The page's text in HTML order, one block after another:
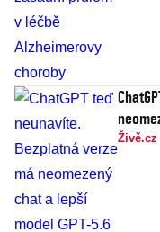
Živě.cz